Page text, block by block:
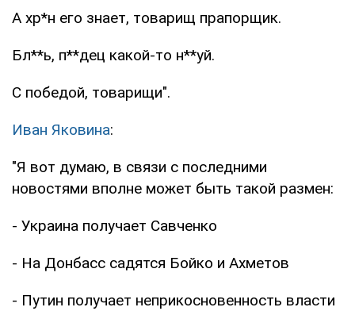
А хр*н его знает, товарищ прапорщик.
Бл**ь, п**дец какой-то н**уй.
С победой, товарищи".
Иван Яковина:
"Я вот думаю, в связи с последними
новостями вполне может быть такой размен:
- Украина получает Савченко
- На Донбасс садятся Бойко и Ахметов
- Путин получает неприкосновенность власти